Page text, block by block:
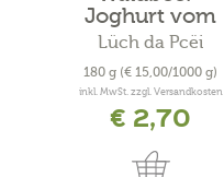
Joghurt vom
Bauernhof
Lüch da Pcëi
180 g (€ 15,00/1000 g)
inkl. MwSt. zzgl. Versandkosten
€ 2,70